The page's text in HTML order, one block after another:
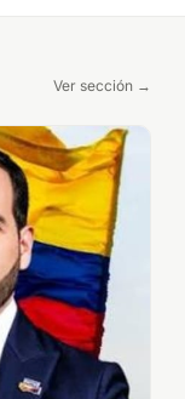
Ver sección →